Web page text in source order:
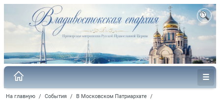
На главную / События / В Московском Патриархате /